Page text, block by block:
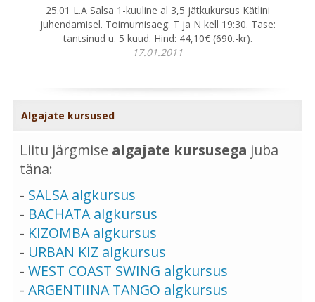
25.01 L.A Salsa 1-kuuline al 3,5 jätkukursus Kätlini
juhendamisel. Toimumisaeg: T ja N kell 19:30. Tase:
tantsinud u. 5 kuud. Hind: 44,10€ (690.-kr).
17.01.2011
Algajate kursused
Liitu järgmise algajate kursusega juba
täna:
- SALSA algkursus
- BACHATA algkursus
- KIZOMBA algkursus
- URBAN KIZ algkursus
- WEST COAST SWING algkursus
- ARGENTIINA TANGO algkursus